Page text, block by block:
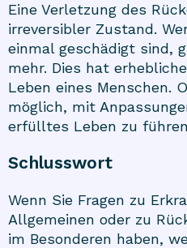
Eine Verletzung des
irreversibler Zustand.
einmal geschädigt sind,
mehr. Dies hat
Leben eines Menschen.
möglich, mit
erfülltes Leben zu
Schlusswort
Wenn Sie Fragen zu
Allgemeinen oder zu
im Besonderen haben,